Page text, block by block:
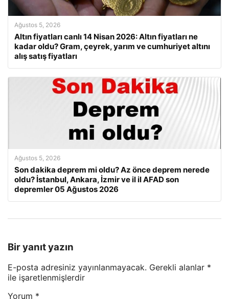
Ağustos 5, 2026
Altın fiyatları canlı 14 Nisan 2026: Altın fiyatları ne
kadar oldu? Gram, çeyrek, yarım ve cumhuriyet altını
alış satış fiyatları
Ağustos 5, 2026
Son dakika deprem mi oldu? Az önce deprem nerede
oldu? İstanbul, Ankara, İzmir ve il il AFAD son
depremler 05 Ağustos 2026
Bir yanıt yazın
E-posta adresiniz yayınlanmayacak. Gerekli alanlar *
ile işaretlenmişlerdir
Yorum *